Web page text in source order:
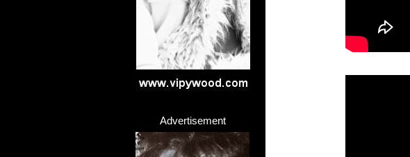
Advertisement